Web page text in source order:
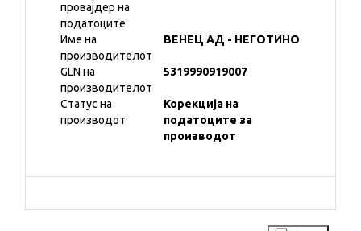
провајдер на
податоците
Име на
производителот
ВЕНЕЦ АД - НЕГОТИНО
GLN на
производителот
5319990919007
Статус на
производот
Корекција на
податоците за
производот